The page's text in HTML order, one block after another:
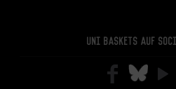
Uni Baskets auf